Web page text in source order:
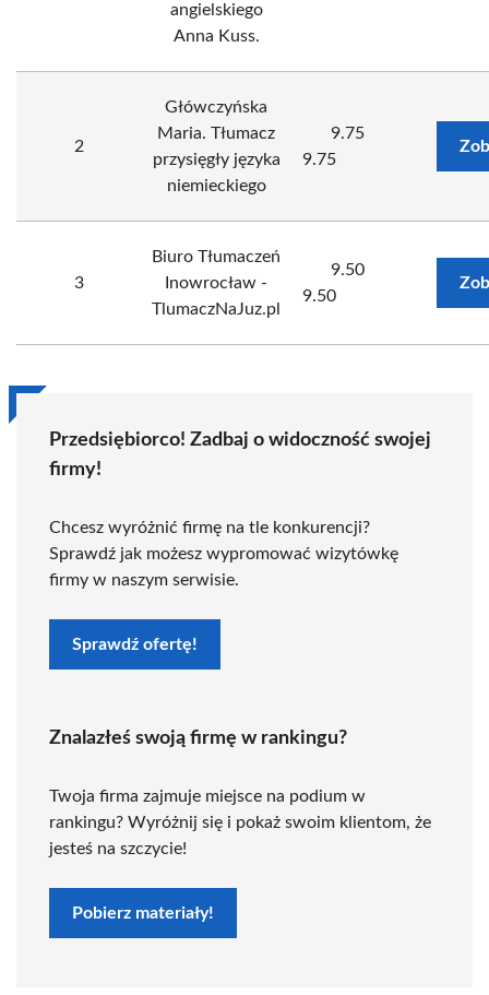
angielskiego
Anna Kuss.
2
Główczyńska
Maria. Tłumacz
przysięgły języka
niemieckiego
9.75
9.75
3
Biuro Tłumaczeń
Inowrocław -
TlumaczNaJuz.pl
9.50
9.50
Przedsiębiorco! Zadbaj o widoczność swojej
firmy!
Chcesz wyróżnić firmę na tle konkurencji?
Sprawdź jak możesz wypromować wizytówkę
firmy w naszym serwisie.
Sprawdź ofertę!
Znalazłeś swoją firmę w rankingu?
Twoja firma zajmuje miejsce na podium w
rankingu? Wyróżnij się i pokaż swoim klientom, że
jesteś na szczycie!
Pobierz materiały!